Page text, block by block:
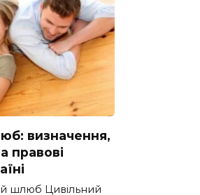
визначення,
правові
шлюб Цивільний